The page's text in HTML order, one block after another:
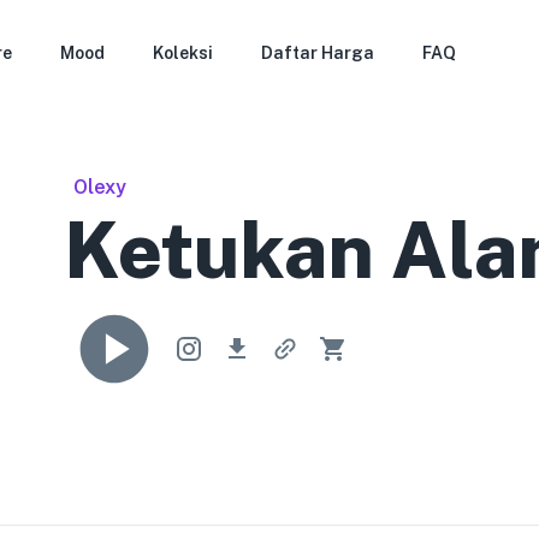
Mood Koleksi Daftar Harga FAQ
Olexy
Ketukan